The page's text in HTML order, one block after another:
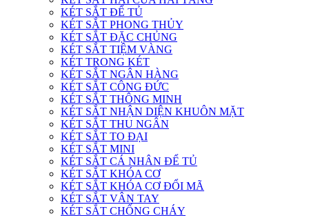
KÉT SẮT ĐỂ TỦ
KÉT SẮT PHONG THỦY
KÉT SẮT ĐẶC CHỦNG
KÉT SẮT TIỆM VÀNG
KÉT TRONG KÉT
KÉT SẮT NGÂN HÀNG
KÉT SẮT CÔNG ĐỨC
KÉT SẮT THÔNG MINH
KÉT SẮT NHẬN DIỆN KHUÔN MẶT
KÉT SẮT THU NGÂN
KÉT SẮT TO ĐẠI
KÉT SẮT MINI
KÉT SẮT CÁ NHÂN ĐỂ TỦ
KÉT SẮT KHÓA CƠ
KÉT SẮT KHÓA CƠ ĐỔI MÃ
KÉT SẮT VÂN TAY
KÉT SẮT CHỐNG CHÁY